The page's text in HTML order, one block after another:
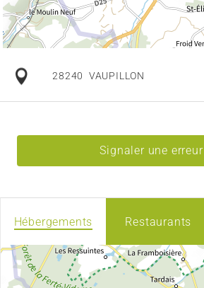
28240 VAUPILLON
Signaler une erreur
Hébergements Restaurants